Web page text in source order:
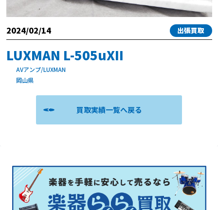
2024/02/14 出張買取
LUXMAN L-505uXII
AVアンプ/LUXMAN
岡山県
買取実績一覧へ戻る